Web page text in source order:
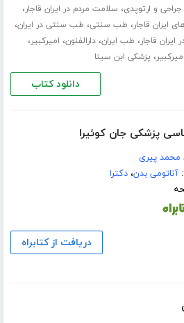
جراحی و ارتوپدی، سلامت مردم در ایران قاجار،
ایران قاجار، طب سنتی، طب سنتی در ایران،
ایران قاجار، طب ایران،دارالفنون، امیرکبیر،
، پزشکی ابن سینا
دانلود کتاب
پیری
آناتومی بدن،دکترا
دریافت از کتابراه